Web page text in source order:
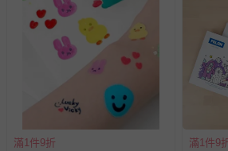
針對滿件折/滿額贈…等活動，如因
留商品未達活動門檻，將以原價計算
回。
部分商品依據消費者保護法的規定，
豫期範圍：
易於腐敗、保存期限較短或解約
商品、食品等）。
滿1件9折 滿1件9